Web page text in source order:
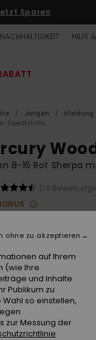
Sparen
NACHHALTIGKEIT HILFE
Jungen Kleidung
Sweatshirts
8-16 Rot Sherpa
(10
RABATT EXTRA 25
Woodlands Biking Red
auf Ihrem
(wie Ihre
und Inhalte
Publikum zu
so einstellen,
zur Messung der
ohne zu akzeptieren